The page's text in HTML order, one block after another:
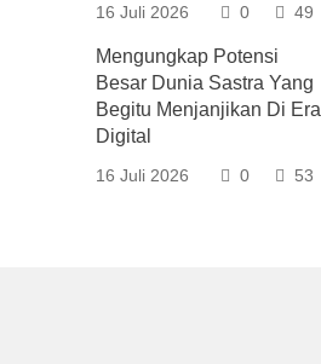
16 Juli 2026 0 49
Mengungkap Potensi
Besar Dunia Sastra Yang
Begitu Menjanjikan Di Era
Digital
16 Juli 2026 0 53